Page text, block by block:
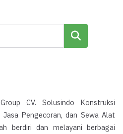
Cari
CV. Solusindo Konstruksi
Pengecoran, dan Sewa Alat
berdiri dan melayani berbagai